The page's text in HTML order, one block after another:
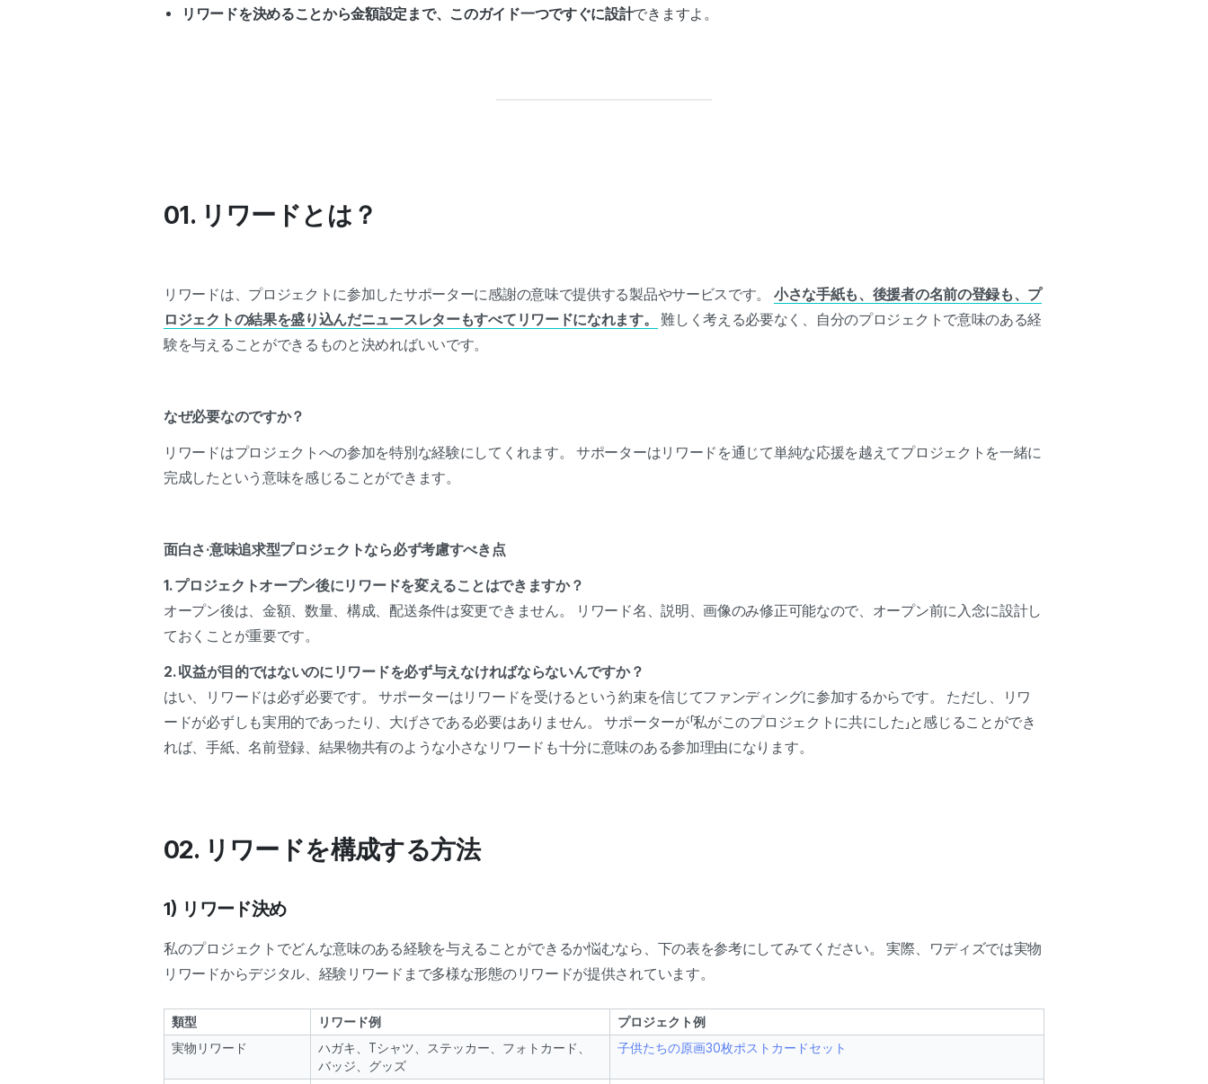
リワードを決めることから金額設定まで、このガイド一つですぐに設計できますよ。
01. リワードとは？
リワードは、プロジェクトに参加したサポーターに感謝の意味で提供する製品やサービスです。 小さな手紙も、後援者の名前の登録も、プ
ロジェクトの結果を盛り込んだニュースレターもすべてリワードになれます。
難しく考える必要なく、自分のプロジェクトで意味のある経
験を与えることができるものと決めればいいです。
なぜ必要なのですか？
リワードはプロジェクトへの参加を特別な経験にしてくれます。 サポーターはリワードを通じて単純な応援を越えてプロジェクトを一緒に
完成したという意味を感じることができます。
面白さ·意味追求型プロジェクトなら必ず考慮すべき点
1. プロジェクトオープン後にリワードを変えることはできますか？
オープン後は、金額、数量、構成、配送条件は変更できません。 リワード名、説明、画像のみ修正可能なので、オープン前に入念に設計し
ておくことが重要です。
2. 収益が目的ではないのにリワードを必ず与えなければならないんですか？
はい、リワードは必ず必要です。 サポーターはリワードを受けるという約束を信じてファンディングに参加するからです。 ただし、リワ
ードが必ずしも実用的であったり、大げさである必要はありません。 サポーターが「私がこのプロジェクトに共にした」と感じることができ
れば、手紙、名前登録、結果物共有のような小さなリワードも十分に意味のある参加理由になります。
02. リワードを構成する方法
1) リワード決め
私のプロジェクトでどんな意味のある経験を与えることができるか悩むなら、下の表を参考にしてみてください。 実際、ワディズでは実物
リワードからデジタル、経験リワードまで多様な形態のリワードが提供されています。
類型 リワード例
プロジェクト例
実物リワード
ハガキ、Tシャツ、ステッカー、フォトカード、
バッジ、グッズ
子供たちの原画30枚ポストカードセット